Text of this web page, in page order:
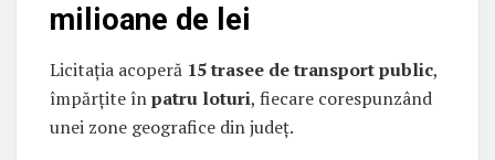
milioane de lei
Licitația acoperă 15 trasee de transport public,
împărțite înpatru loturi, fiecare corespunzând
unei zone geografice din județ.